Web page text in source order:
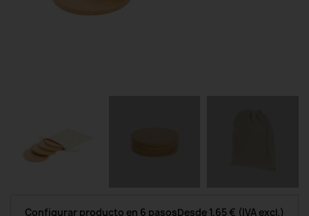
Configurar producto en 6 pasosDesde 1,65 € (IVA excl.)